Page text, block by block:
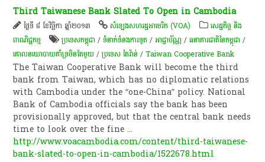
Third Taiwanese Bank Slated To Open in Cambodia
ថ្ងៃទី ៨ ខែវិច្ឆិកា ឆ្នាំ២០១៣ សំឡេង​សហរដ្ឋ​អាមេរិក (VOA)
សេដ្ឋកិច្ច និង
ពាណិជ្ជកម្ម
ប្រទេសកម្ពុជា /ទំនាក់ទំនងការទូត /អាជ្ញាប័ណ្ណ /ធនាគារជាតិនៃកម្ពុជា /
គោល​នយោបាយ​គាំទ្រ​ចិនតែ​មួយ /ប្រទេស តៃវ៉ាន់ /Taiwan Cooperative Bank
The Taiwan Cooperative Bank will become the third
bank from Taiwan, which has no diplomatic relations
with Cambodia under the “one-China” policy. National
Bank of Cambodia officials say the bank has been
provisionally approved, but that the central bank needs
time to look over the fine...
http://www.voacambodia.com/content/third-taiwanese-
bank-slated-to-open-in-cambodia/1522678.html